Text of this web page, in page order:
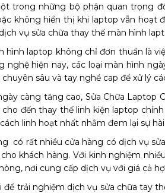
trong những bộ phận quan trọng
không hiển thị khi laptop vẫn hoạt
vụ sửa chữa thay thế màn hình
hình laptop không chỉ đơn thuần là
nghệ hiện nay, các loại màn hình
sâu và tay nghề cap để xử lý
càng tăng cao, Sửa Chữa Laptop
cho đến thay thế linh kiện laptop
linh hoạt nhất nhằm đem lại sự
có rất nhiều cửa hàng có dịch vụ
khách hàng. Với kinh nghiệm
nơi cung cấp dịch vụ với giá cả
để trải nghiệm dịch vụ sửa chữa tay